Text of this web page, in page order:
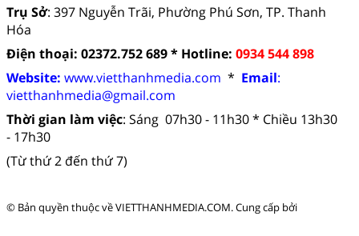
Trụ Sở: 397 Nguyễn Trãi, Phường Phú Sơn, TP. Thanh
Hóa
Điện thoại: 02372.752 689 * Hotline: 0934 544 898
Website: www.vietthanhmedia.com * Email:
vietthanhmedia@gmail.com
Thời gian làm việc: Sáng 07h30 - 11h30 * Chiều 13h30
- 17h30
(Từ thứ 2 đến thứ 7)
© Bản quyền thuộc vềVIETTHANHMEDIA.COM.Cung cấp bởi